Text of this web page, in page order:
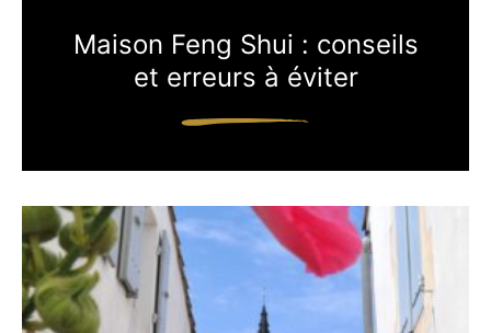
Maison Feng Shui : conseils
et erreurs à éviter